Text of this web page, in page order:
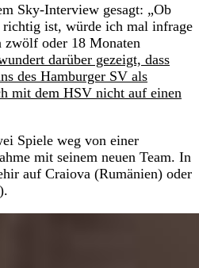
Sky-Interview gesagt: „Ob
ist, würde ich mal infrage
oder 18 Monaten
darüber gezeigt, dass
des Hamburger SV als
mit dem HSV nicht auf einen
Spiele weg von einer
mit seinem neuen Team. In
auf Craiova (Rumänien) oder